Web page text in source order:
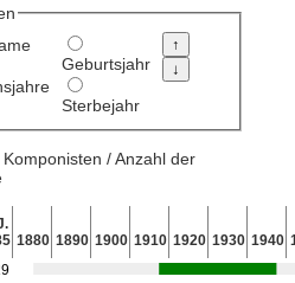
Geburtsjahr
Sterbejahr
/ Anzahl der
1880 1890 1900 1910 1920 1930 1940